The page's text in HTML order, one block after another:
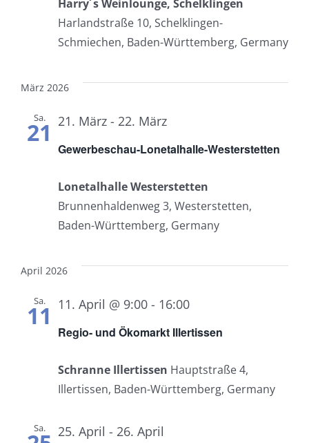
Harry´s Weinlounge, Schelklingen
Harlandstraße 10, Schelklingen-
Schmiechen, Baden-Württemberg, Germany
März 2026
Sa.
21
Gewerbeschau-Lonetalhalle-Westerstetten
21. März - 22. März
Lonetalhalle Westerstetten
Brunnenhaldenweg 3, Westerstetten,
Baden-Württemberg, Germany
April 2026
Sa.
11
Regio- und Ökomarkt Illertissen
11. April @ 9:00 - 16:00
Schranne Illertissen Hauptstraße 4,
Illertissen, Baden-Württemberg, Germany
Sa. 25. April - 26. April